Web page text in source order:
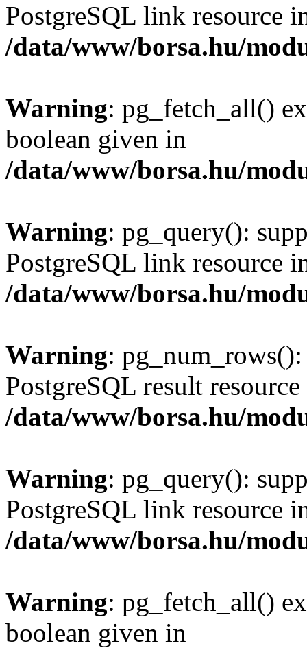
PostgreSQL link resource
/data/www/borsa.hu/
Warning: pg_fetch_all()
boolean given in
/data/www/borsa.hu/
Warning: pg_query():
PostgreSQL link resource
/data/www/borsa.hu/
Warning:
PostgreSQL result
/data/www/borsa.hu/
Warning: pg_query():
PostgreSQL link resource
/data/www/borsa.hu/
Warning: pg_fetch_all()
boolean given in